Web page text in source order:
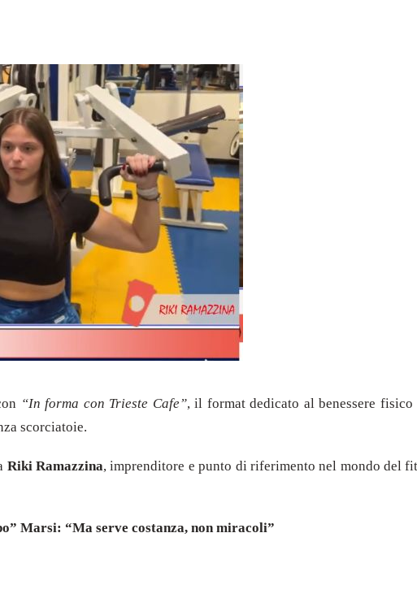
“In forma con Trieste Cafe”, il format dedicato al benessere
scorciatoie.
Riki Ramazzina, imprenditore e punto di riferimento nel mondo del
Marsi: “Ma serve costanza, non miracoli”